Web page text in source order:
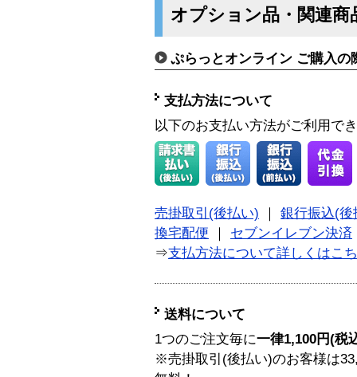
オプション品・関連商
ぷらっとオンライン ご購入の
支払方法について
以下のお支払い方法がご利用で
売掛取引(後払い)
銀行振込(後
換宅配便
セブンイレブン決済
⇒支払方法について詳しくはこ
送料について
1つのご注文毎に一律1,100円(税
※売掛取引(後払い)のお客様は